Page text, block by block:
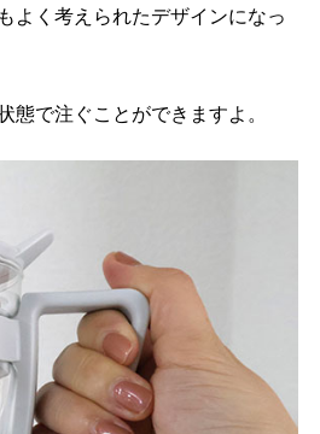
よく考えられたデザインになっ
で注ぐことができますよ。